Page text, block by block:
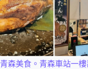
青森美食。青森車站一